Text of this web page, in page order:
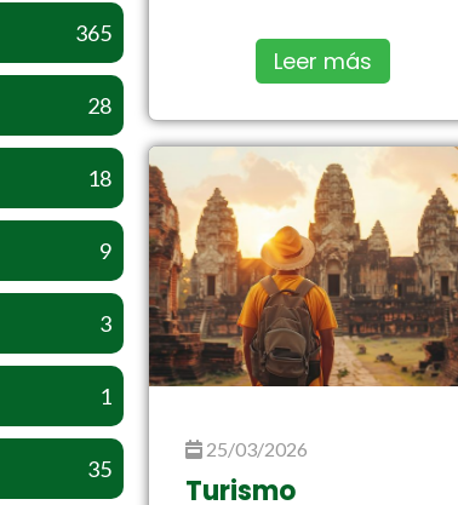
365
28
18
9
3
1
35
Leer más
25/03/2026
Turismo